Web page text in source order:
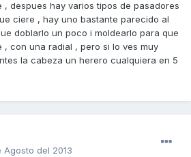
, despues hay varios tipos de pasadores
ciere , hay uno bastante parecido al
doblarlo un poco i moldearlo para que
, con una radial , pero si lo ves muy
la cabeza un herero cualquiera en 5
Agosto del 2013